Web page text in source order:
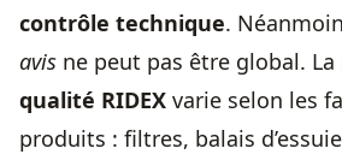
contrôle technique.
avis ne peut pas être global.
qualité RIDEX varie selon les
produits : filtres, balais